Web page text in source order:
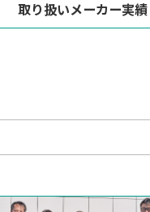
取り扱いメーカー実績